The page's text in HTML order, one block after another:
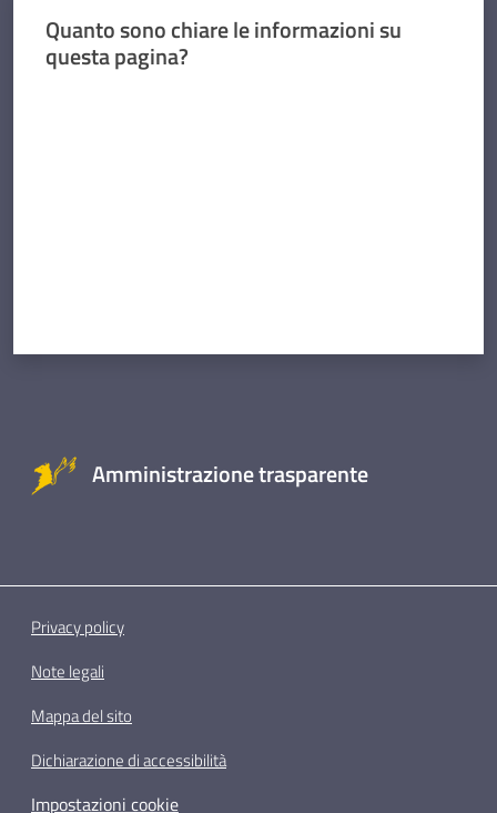
Quanto sono chiare le informazioni su
questa pagina?
Amministrazione trasparente
Privacy policy
Note legali
Mappa del sito
Dichiarazione di accessibilità
Impostazioni cookie